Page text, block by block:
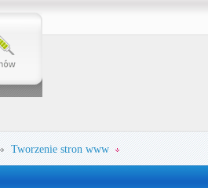
Tworzenie stron www